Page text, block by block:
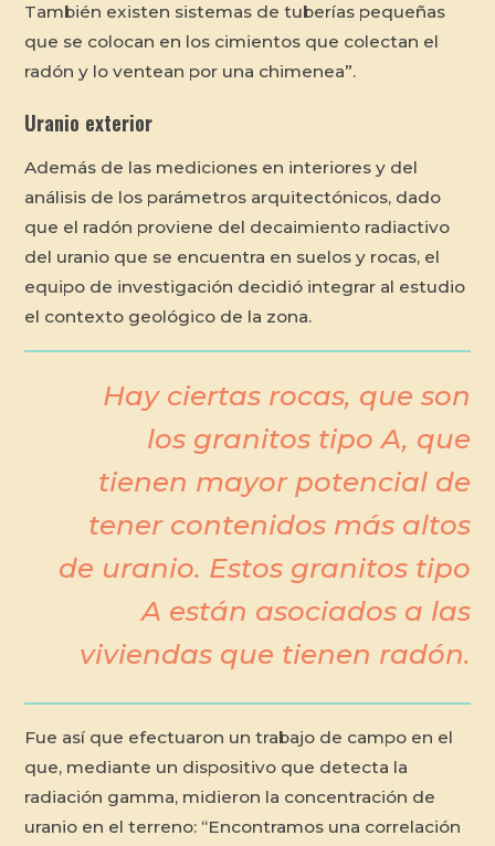
También existen sistemas de tuberías pequeñas
que se colocan en los cimientos que colectan el
radón y lo ventean por una chimenea”.
Uranio exterior
Además de las mediciones en interiores y del
análisis de los parámetros arquitectónicos, dado
que el radón proviene del decaimiento radiactivo
del uranio que se encuentra en suelos y rocas, el
equipo de investigación decidió integrar al estudio
el contexto geológico de la zona.
Hay ciertas rocas, que son
los granitos tipo A, que
tienen mayor potencial de
tener contenidos más altos
de uranio. Estos granitos tipo
A están asociados a las
viviendas que tienen radón.
Fue así que efectuaron un trabajo de campo en el
que, mediante un dispositivo que detecta la
radiación gamma, midieron la concentración de
uranio en el terreno: “Encontramos una correlación